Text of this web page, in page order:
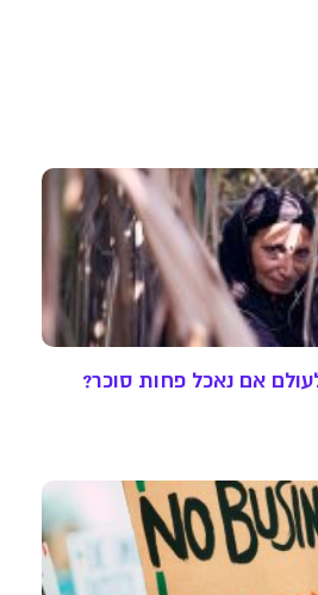
אם נאכל פחות סוכר?